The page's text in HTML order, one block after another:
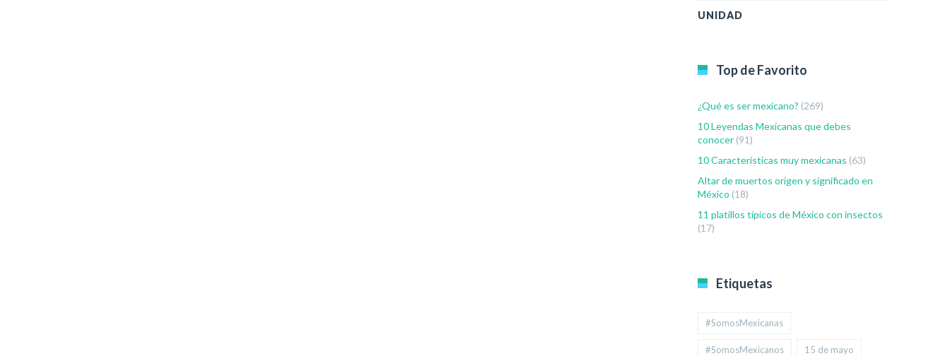
UNIDAD
Top de Favorito
¿Qué es ser mexicano? (269)
10 Leyendas Mexicanas que debes
conocer (91)
10 Características muy mexicanas (63)
Altar de muertos origen y significado en
México (18)
11 platillos típicos de México con insectos
(17)
Etiquetas
#SomosMexicanas
#SomosMexicanos 15 de mayo